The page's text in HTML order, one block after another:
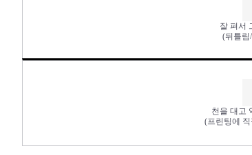
잘 펴서
(뒤틀림
천을 대고
(프린팅에